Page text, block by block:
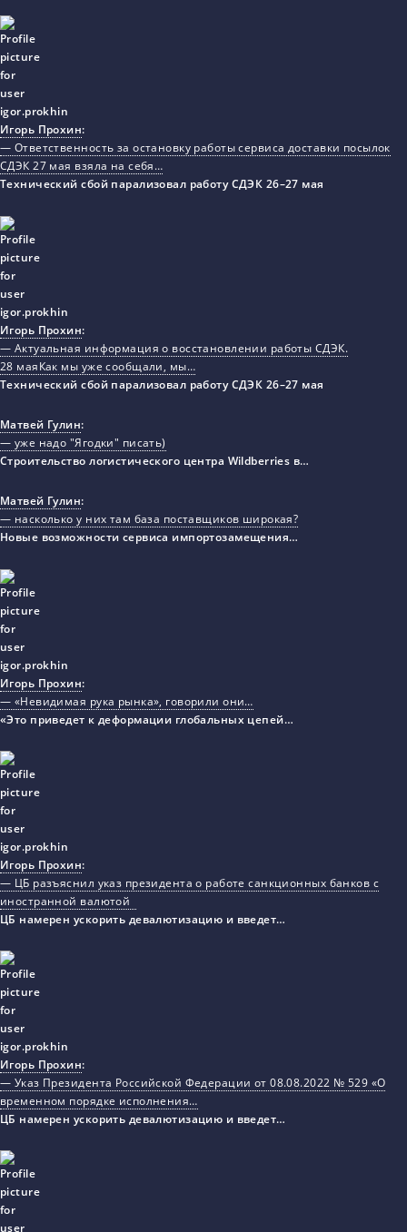
Игорь Прохин:
— Ответственность за остановку работы сервиса доставки посылок
СДЭК 27 мая взяла на себя…
Технический сбой парализовал работу СДЭК 26–27 мая
Игорь Прохин:
— Актуальная информация о восстановлении работы СДЭК.
28 маяКак мы уже сообщали, мы…
Технический сбой парализовал работу СДЭК 26–27 мая
Матвей Гулин:
— уже надо "Ягодки" писать)
Строительство логистического центра Wildberries в…
Матвей Гулин:
— насколько у них там база поставщиков широкая?
Новые возможности сервиса импортозамещения…
Игорь Прохин:
— «Невидимая рука рынка», говорили они…
«Это приведет к деформации глобальных цепей…
Игорь Прохин:
— ЦБ разъяснил указ президента о работе санкционных банков с
иностранной валютой
ЦБ намерен ускорить девалютизацию и введет…
Игорь Прохин:
— Указ Президента Российской Федерации от 08.08.2022 № 529 «О
временном порядке исполнения…
ЦБ намерен ускорить девалютизацию и введет…